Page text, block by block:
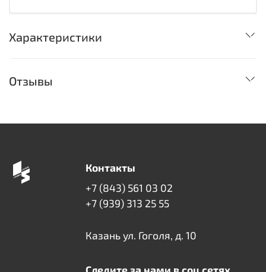
Характеристики
Отзывы
Контакты
+7 (843) 561 03 02
+7 (939) 313 25 55
Казань ул. Гоголя, д. 10